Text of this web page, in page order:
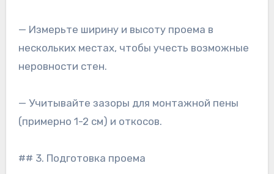
— Измерьте ширину и высоту проема в
нескольких местах, чтобы учесть возможные
неровности стен.
— Учитывайте зазоры для монтажной пены
(примерно 1-2 см) и откосов.
## 3. Подготовка проема